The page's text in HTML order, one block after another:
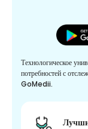
Технологическое
потребностей с
GoMedii.